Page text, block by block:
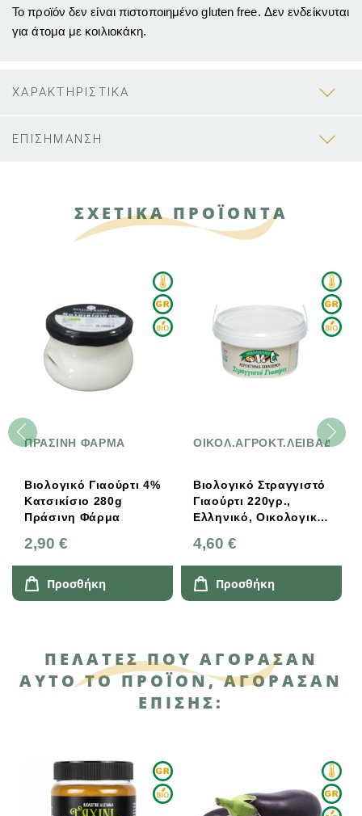
Το προϊόν δεν είναι πιστοποιημένο gluten free. Δεν ενδείκνυται
για άτομα με κοιλιοκάκη.
ΧΑΡΑΚΤΗΡΙΣΤΙΚΑ
ΕΠΙΣΗΜΑΝΣΗ
ΣΧΕΤΙΚΑ ΠΡΟΪΟΝΤΑ
ΠΡΑΣΙΝΗ ΦΑΡΜΑ
Βιολογικό Γιαούρτι 4%
Κατσικίσιο 280g
Πράσινη Φάρμα
2,90 €
Προσθήκη
Βιολογικό Στραγγιστό
Γιαούρτι 220γρ.,
Ελληνικό, Οικολογικό
Λειβαδερού
4,60 €
Προσθήκη
ΠΕΛΆΤΕΣ ΠΟΥ ΑΓΌΡΑΣΑΝ
ΑΥΤΌ ΤΟ ΠΡΟΪΌΝ, ΑΓΌΡΑΣΑΝ
ΕΠΊΣΗΣ: